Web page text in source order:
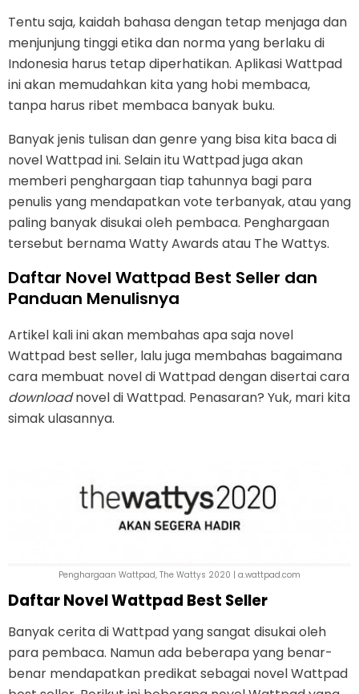
Tentu saja, kaidah bahasa dengan tetap menjaga dan
menjunjung tinggi etika dan norma yang berlaku di
Indonesia harus tetap diperhatikan. Aplikasi Wattpad
ini akan memudahkan kita yang hobi membaca,
tanpa harus ribet membaca banyak buku.
Banyak jenis tulisan dan genre yang bisa kita baca di
novel Wattpad ini. Selain itu Wattpad juga akan
memberi penghargaan tiap tahunnya bagi para
penulis yang mendapatkan vote terbanyak, atau yang
paling banyak disukai oleh pembaca. Penghargaan
tersebut bernama Watty Awards atau The Wattys.
Daftar Novel Wattpad Best Seller dan
Panduan Menulisnya
Artikel kali ini akan membahas apa saja novel
Wattpad best seller, lalu juga membahas bagaimana
cara membuat novel di Wattpad dengan disertai cara
downloadnovel di Wattpad. Penasaran? Yuk, mari kita
simak ulasannya.
Penghargaan Wattpad, The Wattys 2020 | a.wattpad.com
Daftar Novel Wattpad Best Seller
Banyak cerita di Wattpad yang sangat disukai oleh
para pembaca. Namun ada beberapa yang benar-
benar mendapatkan predikat sebagai novel Wattpad